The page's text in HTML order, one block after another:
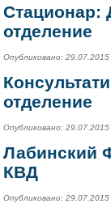
Стационар:
отделение
Опубликовано: 29.07.2015
отделение
Опубликовано:
Лабинский
КВД
Опубликовано: